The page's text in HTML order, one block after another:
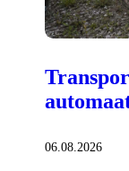
06.08.2026